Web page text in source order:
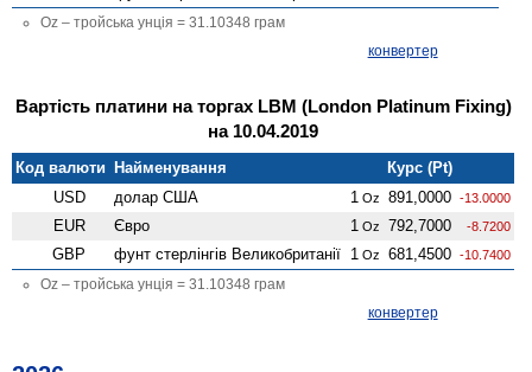
Oz – тройська унція = 31.10348 грам
конвертер
Вартість платини на торгах LBM (London Platinum Fixing)
на 10.04.2019
Код валюти Найменування
Курс (Pt)
USD
долар США 1 Oz 891,0000 -13.0000
EUR Євро 1 Oz 792,7000 -8.7200
GBP фунт стерлінгів Велико­британії 1 Oz 681,4500 -10.7400
Oz – тройська унція = 31.10348 грам
конвертер